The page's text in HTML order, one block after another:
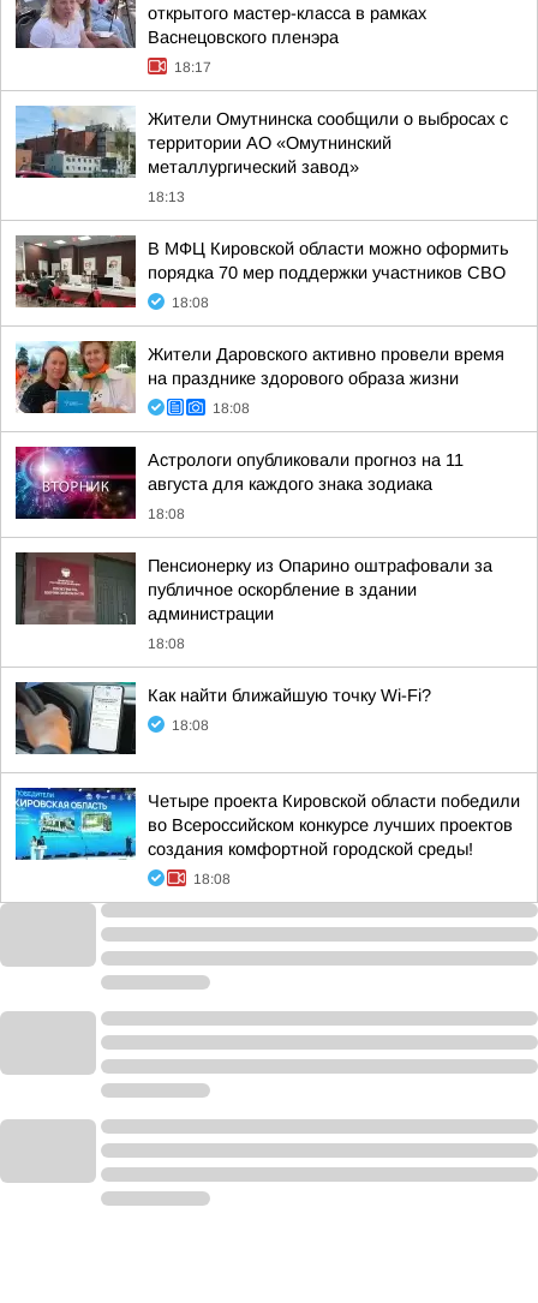
открытого мастер-класса в рамках
Васнецовского пленэра
18:17
Жители Омутнинска сообщили о выбросах с
территории АО «Омутнинский
металлургический завод»
18:13
В МФЦ Кировской области можно оформить
порядка 70 мер поддержки участников СВО
18:08
Жители Даровского активно провели время
на празднике здорового образа жизни
18:08
Астрологи опубликовали прогноз на 11
августа для каждого знака зодиака
18:08
Пенсионерку из Опарино оштрафовали за
публичное оскорбление в здании
администрации
18:08
Как найти ближайшую точку Wi-Fi?
18:08
Четыре проекта Кировской области победили
во Всероссийском конкурсе лучших проектов
создания комфортной городской среды!
18:08